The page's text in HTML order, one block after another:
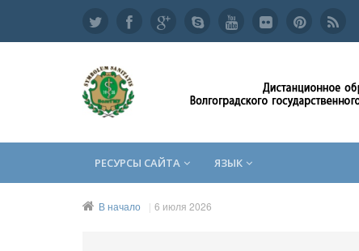
РЕСУРСЫ САЙТА ЯЗЫК
В начало 6 июля 2026